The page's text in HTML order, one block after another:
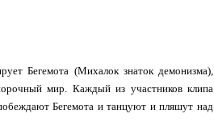
Бегемота (Михалок знаток демонизма),
мир. Каждый из участников клипа
Бегемота и танцуют и пляшут над